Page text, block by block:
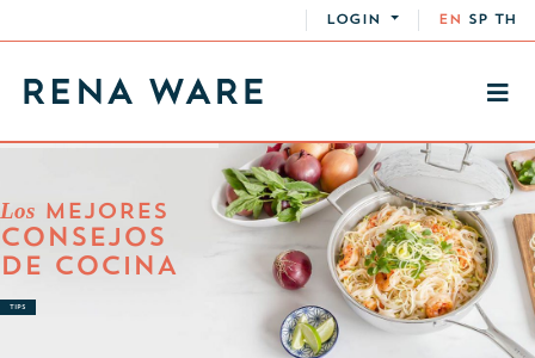
LOGIN EN SP TH
Los MEJORES
CONSEJOS
DE COCINA
TIPS